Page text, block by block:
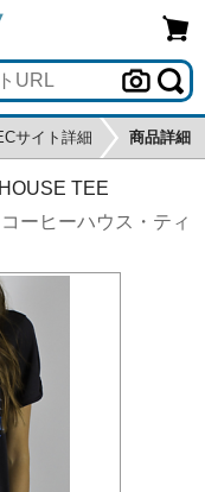
サイト詳細 商品詳細
TEE
ーヒーハウス・ティ